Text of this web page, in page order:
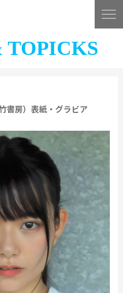
TOPICKS
房）表紙・グラビア